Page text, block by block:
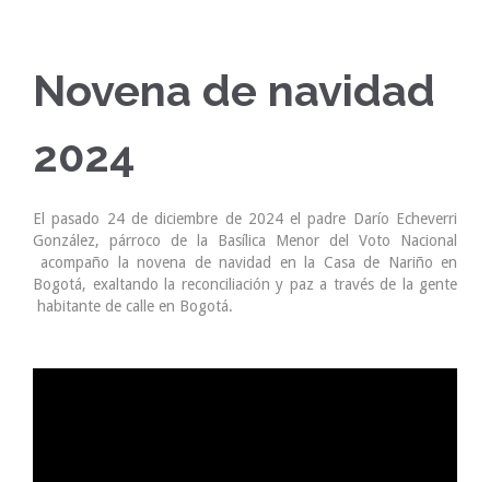
Novena de navidad
2024
El pasado 24 de diciembre de 2024 el padre Darío Echeverri
González, párroco de la Basílica Menor del Voto Nacional
acompaño la novena de navidad en la Casa de Nariño en
Bogotá, exaltando la reconciliación y paz a través de la gente
habitante de calle en Bogotá.